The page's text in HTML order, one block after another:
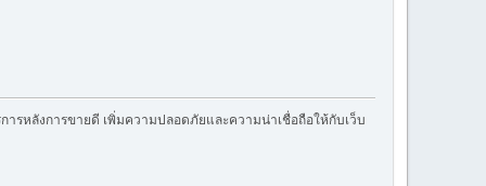
ารหลังการขายดี เพิ่มความปลอดภัยและความน่าเชื่อถือให้กับเว็บ